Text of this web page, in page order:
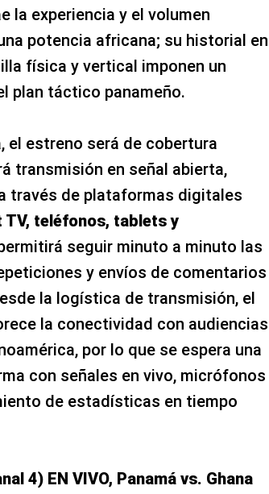
la experiencia y el volumen
potencia africana; su historial en
física y vertical imponen un
plan táctico panameño.
el estreno será de cobertura
transmisión en señal abierta,
través de plataformas digitales
TV, teléfonos, tablets y
seguir minuto a minuto las
y envíos de comentarios
la logística de transmisión, el
la conectividad con audiencias
por lo que se espera una
con señales en vivo, micrófonos
de estadísticas en tiempo
4) EN VIVO, Panamá vs. Ghana